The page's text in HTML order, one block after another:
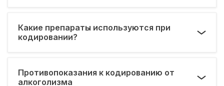
Какие препараты используются при
кодировании?
Противопоказания к кодированию от
алкоголизма